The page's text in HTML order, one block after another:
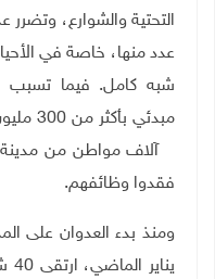
التحتية والشوارع، وتضرر
عدد منها، خاصة في
شبه كامل. فيما تسبب
مبدئي
فقدوا وظائفهم.